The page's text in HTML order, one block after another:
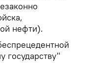
нефти).